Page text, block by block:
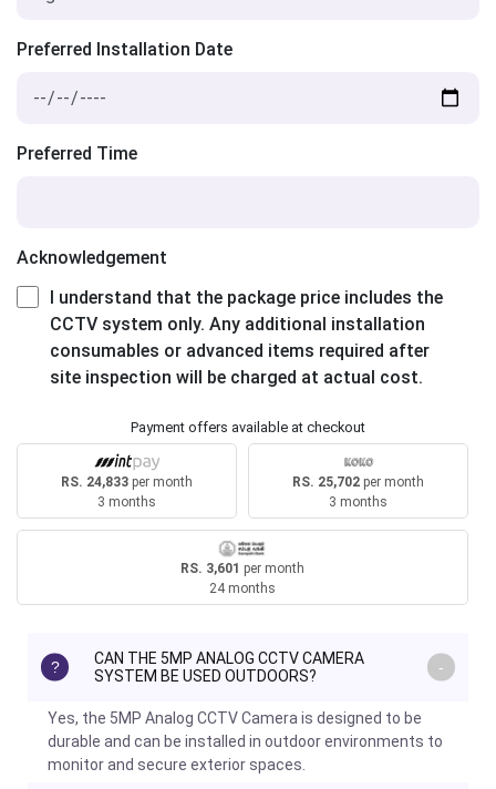
Preferred Installation Date
Preferred Time
Acknowledgement
I understand that the package price includes the
CCTV system only. Any additional installation
consumables or advanced items required after
site inspection will be charged at actual cost.
Payment offers available at checkout
RS. 24,833 per month
3 months
RS. 25,702 per month
3 months
RS. 3,601 per month
24 months
CAN THE 5MP ANALOG CCTV CAMERA
SYSTEM BE USED OUTDOORS?
Yes, the 5MP Analog CCTV Camera is designed to be
durable and can be installed in outdoor environments to
monitor and secure exterior spaces.